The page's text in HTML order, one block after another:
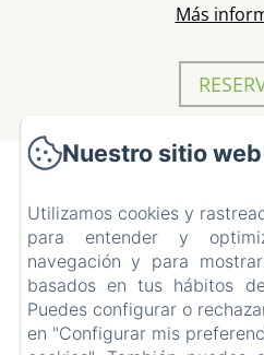
Más
Nool
Nuestro sitio
Utilizamos cookies y
para entender y
navegación y para
basados en tus hábitos
Puedes configurar o
en "Configurar mis